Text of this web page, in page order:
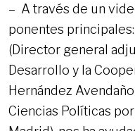
– A través de un
ponentes
(Director general
Desarrollo y la
Hernández
Ciencias Políticas